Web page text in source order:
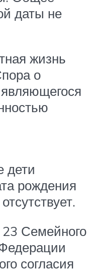
даты не
жизнь
о
дети
рождения
23 Семейного
согласия